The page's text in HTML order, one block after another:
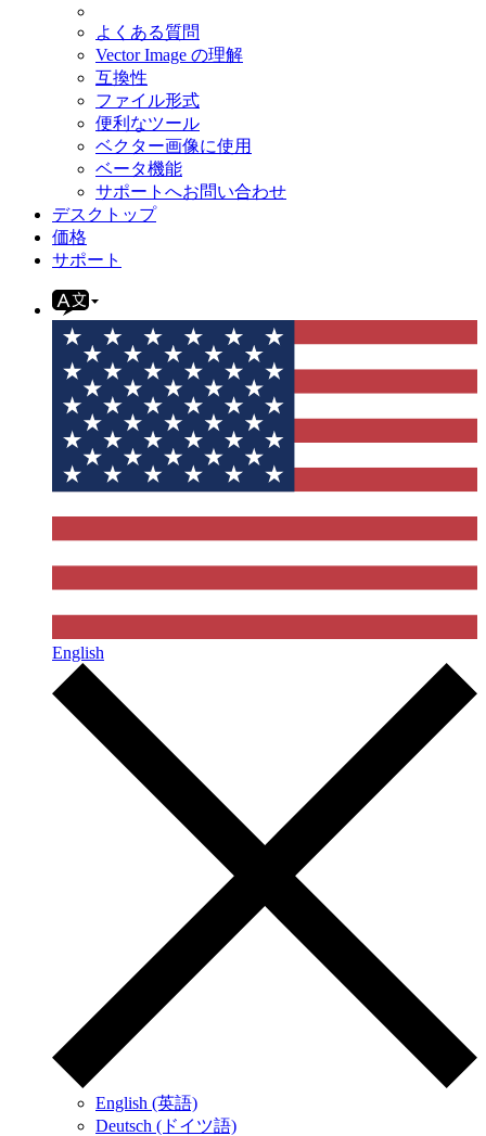
よくある質問
Vector Image の理解
互換性
ファイル形式
便利なツール
ベクター画像に使用
ベータ機能
サポートへお問い合わせ
デスクトップ
価格
サポート
English
English (英語)
Deutsch (ドイツ語)